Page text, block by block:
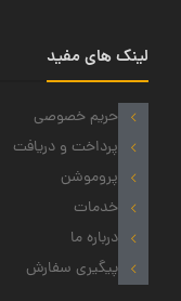
لینک های مفید
حریم خصوصی
پرداخت و دریافت
پروموشن
خدمات
درباره ما
پیگیری سفارش